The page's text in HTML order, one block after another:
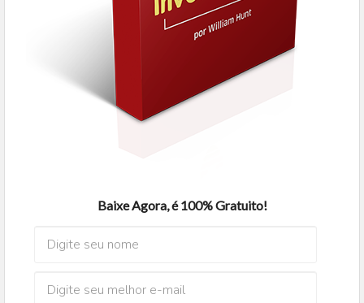
Baixe Agora, é 100% Gratuito!